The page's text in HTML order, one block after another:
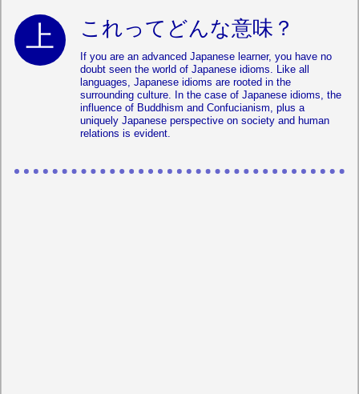
これってどんな意味？
If you are an advanced Japanese learner, you have no
doubt seen the world of Japanese idioms. Like all
languages, Japanese idioms are rooted in the
surrounding culture. In the case of Japanese idioms, the
influence of Buddhism and Confucianism, plus a
uniquely Japanese perspective on society and human
relations is evident.